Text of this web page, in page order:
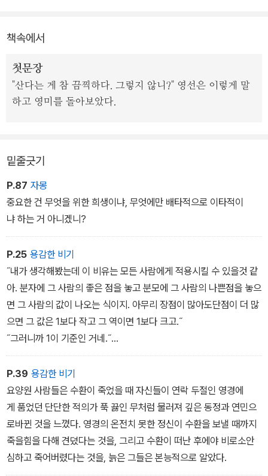
해온 권여선은 그럼에도 그 비극을 견뎌내는 자들의 숭고함을 가슴
책속에서
첫문장
"산다는 게 참 끔찍하다. 그렇지 않니?" 영선은 이렇게 말
하고 영미를 돌아보았다.
밑줄긋기
P.87 자몽
중요한 건 무엇을 위한 희생이냐, 무엇에만 배타적으로 이타적이
냐 하는 거 아니겠니?
P.25 용감한 비기
˝내가 생각해봤는데 이 비유는 모든 사람에게 적용시킬 수 있을것 같
아. 분자에 그 사람의 좋은 점을 놓고 분모에 그 사람의 나쁜점을 놓으
면 그 사람의 값이 나오는 식이지. 아무리 장점이 많아도단점이 더 많
으면 그 값은 1보다 작고 그 역이면 1보다 크고.˝
˝그러니까 1이 기준인 거네.˝
수환이 말했다.
˝그렇지. 모든 인간은 1보다 크거나 작게 되지.˝
P.39 용감한 비기
요양원 사람들은 수환이 죽었을 때 자신들이 연락 두절인 영경에
게 품었던 단단한 적의가 푹 끓인 무처럼 물러져 깊은 동정과 연민으
로바뀐 것을 느꼈다. 영경의 온전치 못한 정신이 수환을 보낼 때까지
죽을힘을 다해 견뎠다는 것을, 그리고 수환이 떠난 후에야 비로소안
심하고 죽어버렸다는 것을, 늙은 그들은 본능적으로 알았다.